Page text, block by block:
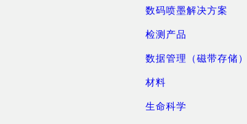
数码喷墨解决方案
检测产品
数据管理（磁带存储
材料
生命科学